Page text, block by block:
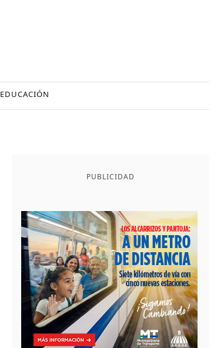
EDUCACIÓN
PUBLICIDAD